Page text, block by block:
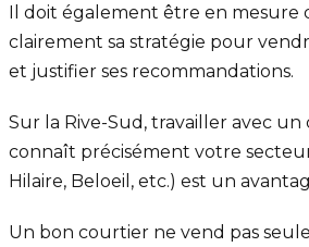
Il doit également être en mesure
clairement sa stratégie pour
et justifier ses recommandations.
Sur la Rive-Sud, travailler avec
connaît précisément votre
Hilaire, Beloeil, etc.) est un
Un bon courtier ne vend pas